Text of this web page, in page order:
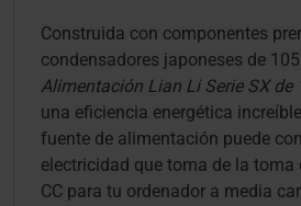
Construida con componentes
condensadores japoneses de
Alimentación Lian Li Serie SX de
una eficiencia energética
fuente de alimentación puede
electricidad que toma de la toma
CC para tu ordenador a media